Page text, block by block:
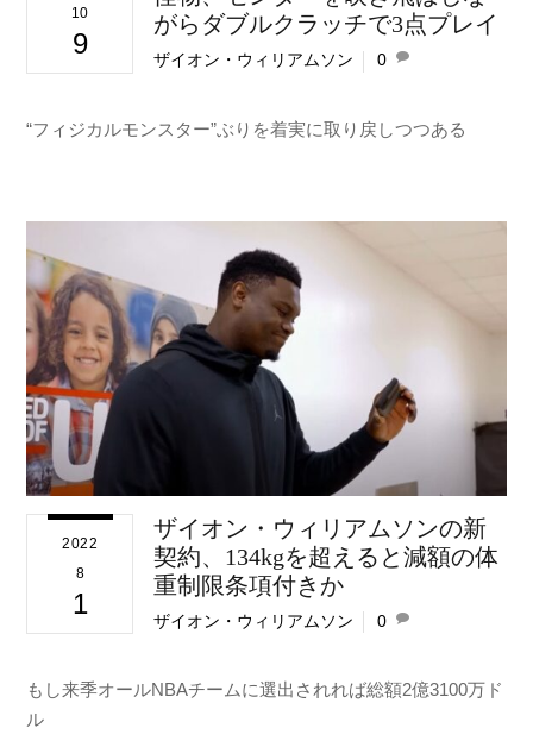
10
9
がらダブルクラッチで3点プレイ
ザイオン・ウィリアムソン 0
“フィジカルモンスター”ぶりを着実に取り戻しつつある
2022
8
1
ザイオン・ウィリアムソンの新
契約、134kgを超えると減額の体
重制限条項付きか
ザイオン・ウィリアムソン 0
もし来季オールNBAチームに選出されれば総額2億3100万ド
ル